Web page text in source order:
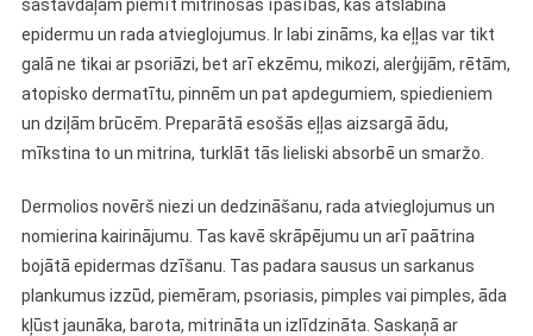
sastāvdaļām piemīt mitrinošas īpašības, kas atslābina
epidermu un rada atvieglojumus. Ir labi zināms, ka eļļas var tikt
galā ne tikai ar psoriāzi, bet arī ekzēmu, mikozi, alerģijām, rētām,
atopisko dermatītu, pinnēm un pat apdegumiem, spiedieniem
un dziļām brūcēm. Preparātā esošās eļļas aizsargā ādu,
mīkstina to un mitrina, turklāt tās lieliski absorbē un smaržo.
Dermolios novērš niezi un dedzināšanu, rada atvieglojumus un
nomierina kairinājumu. Tas kavē skrāpējumu un arī paātrina
bojātā epidermas dzīšanu. Tas padara sausus un sarkanus
plankumus izzūd, piemēram, psoriasis, pimples vai pimples, āda
kļūst jaunāka, barota, mitrināta un izlīdzināta. Saskaņā ar